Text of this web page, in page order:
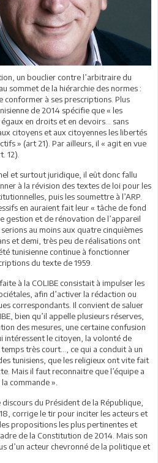
un bouclier contre l’arbitraire du
sommet de la hiérarchie des normes :
à ses prescriptions. Plus
de 2014 spécifie que « les
en droits et en devoirs… sans
citoyens et aux citoyennes les libertés
» (art 21). Par ailleurs, il « agit en vue
12).
et surtout juridique, il eût donc fallu
à la révision des textes de loi pour les
puis les soumettre à l’ARP.
en auraient fait leur « tâche de fond
gestion et de rénovation de l’appareil
au moins aux quatre cinquièmes
et demi, très peu de réalisations ont
tunisienne continue à fonctionner
du texte de 1959.
à la COLIBE consistait à impulser les
afin d’activer la rédaction ou
correspondants. Il convient de saluer
bien qu’il appelle plusieurs réserves,
des mesures, une certaine confusion
intéressent le citoyen, la volonté de
très court…, ce qui a conduit à un
tunisiens, que les religieux ont vite fait
Mais il faut reconnaitre que l’équipe a
commande ».
du Président de la République,
corrige le tir pour inciter les acteurs et
propositions les plus pertinentes et
de la Constitution de 2014. Mais son
d’un acteur chevronné de la politique et